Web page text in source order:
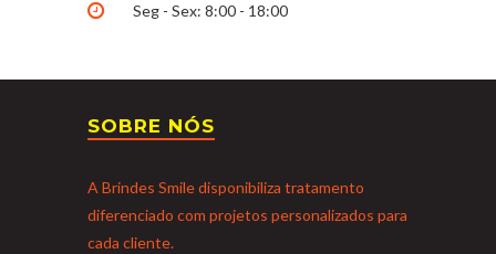
Seg - Sex: 8:00 - 18:00
SOBRE NÓS
A Brindes Smile disponibiliza tratamento
diferenciado com projetos personalizados para
cada cliente.